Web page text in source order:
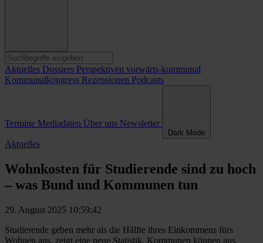
Aktuelles Dossiers Perspektiven vorwärts-kommunal
Kommunalkongress Rezensionen Podcasts
Termine Mediadaten Über uns Newsletter
Dark Mode
Aktuelles
Wohnkosten für Studierende sind zu hoch
– was Bund und Kommunen tun
29. August 2025 10:59:42
Studierende geben mehr als die Hälfte ihres Einkommens fürs
Wohnen aus, zeigt eine neue Statistik. Kommunen können aus